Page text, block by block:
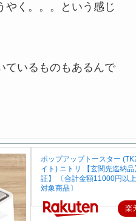
やく。。。という感じ
ているものもあるんで
ポップアップトースター
イト) ニトリ 【玄関先迄納
証】 〔合計金額11000円以
対象商品〕
楽